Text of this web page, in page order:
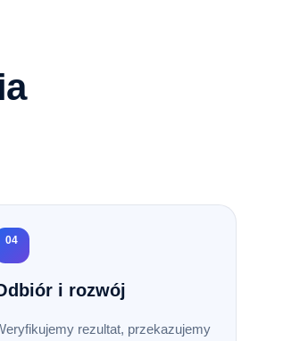
04
i rozwój
rezultat, przekazujemy